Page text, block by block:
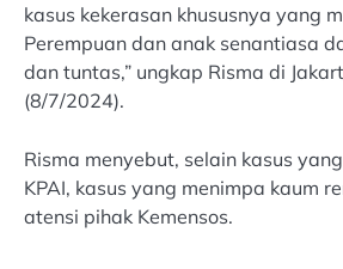
kasus kekerasan khususnya yang
Perempuan dan anak senantiasa
dan tuntas,” ungkap Risma di
(8/7/2024).
Risma menyebut, selain kasus
KPAI, kasus yang menimpa kaum
atensi pihak Kemensos.